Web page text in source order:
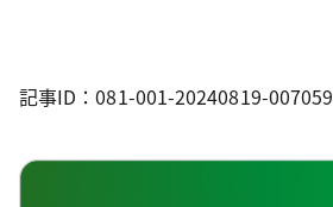
記事ID：081-001-20240819-007059